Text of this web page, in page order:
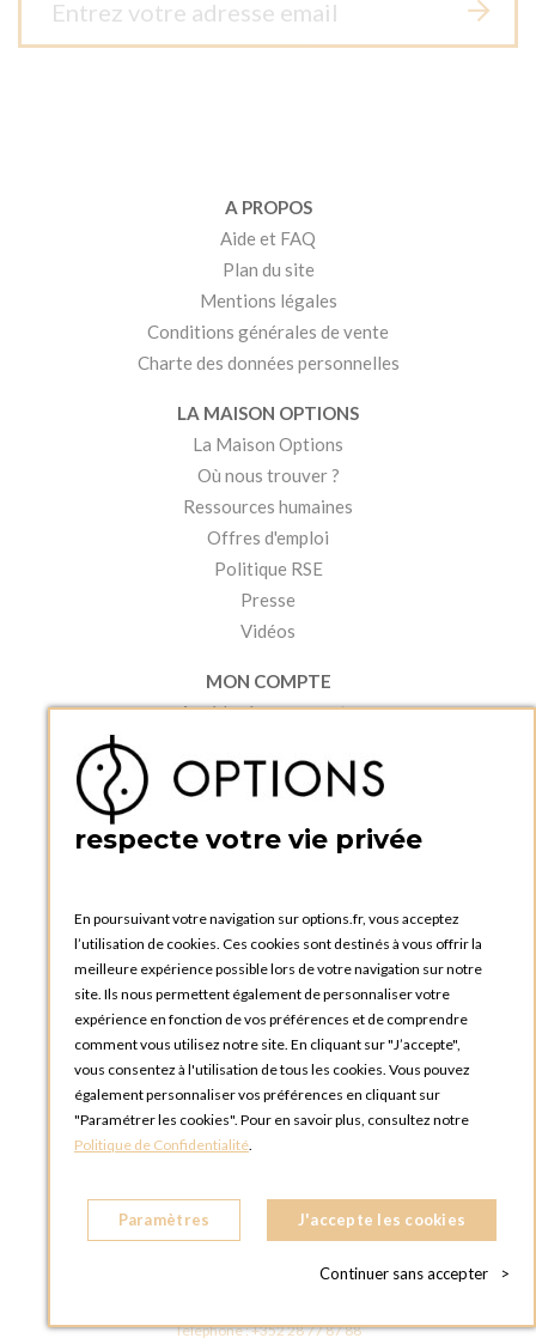
A PROPOS
Aide et FAQ
Plan du site
Mentions légales
Conditions générales de vente
Charte des données personnelles
LA MAISON OPTIONS
La Maison Options
Où nous trouver ?
Ressources humaines
Offres d'emploi
Politique RSE
Presse
Vidéos
MON COMPTE
Accéder à mon compte
Créer un compte
PRATIQUE
Catalogues et bons de commande
Tutoriels
OPTIONS LUXEMBOURG
13 rue Paul Rischard
5324 Contern
LUXEMBOURG
BOUTIQUE OPTIONS LUXEMBOURG
L - 1842 HOWALD LUXEMBOURG
Téléphone :+352 28 77 87 88
respecte votre vie privée
En poursuivant votre navigation sur options.fr, vous acceptez
l’utilisation de cookies. Ces cookies sont destinés à vous offrir la
meilleure expérience possible lors de votre navigation sur notre
site. Ils nous permettent également de personnaliser votre
expérience en fonction de vos préférences et de comprendre
comment vous utilisez notre site. En cliquant sur "J’accepte",
vous consentez à l'utilisation de tous les cookies. Vous pouvez
également personnaliser vos préférences en cliquant sur
"Paramétrer les cookies". Pour en savoir plus, consultez notre
Politique de Confidentialité.
Paramètres J'accepte les cookies
Continuer sans accepter >